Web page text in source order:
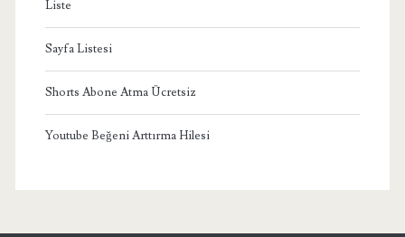
Liste
Sayfa Listesi
Shorts Abone Atma Ücretsiz
Youtube Beğeni Arttırma Hilesi